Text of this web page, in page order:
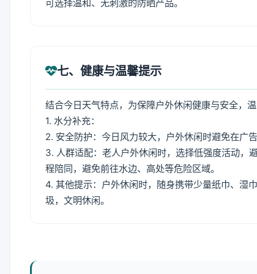
可选择温和、无刺激的防晒产品。
七、健康与温馨提示
结合今日天气特点，为保障户外休闲健康与安全，
1. 水分补充：
2. 安全防护：今日风力较大，户外休闲时避免在广
3. 人群适配：老人户外休闲时，选择低强度活动，
程陪同，避免前往水边、高处等危险区域。
4. 其他提示：户外休闲时，随身携带少量纸巾、湿
圾，文明休闲。